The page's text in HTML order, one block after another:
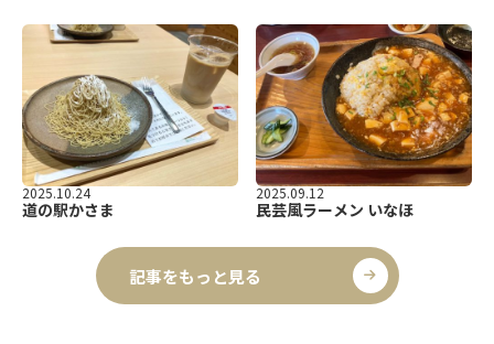
2025.10.24
道の駅かさま
2025.09.12
民芸風ラーメン いなほ
記事をもっと見る